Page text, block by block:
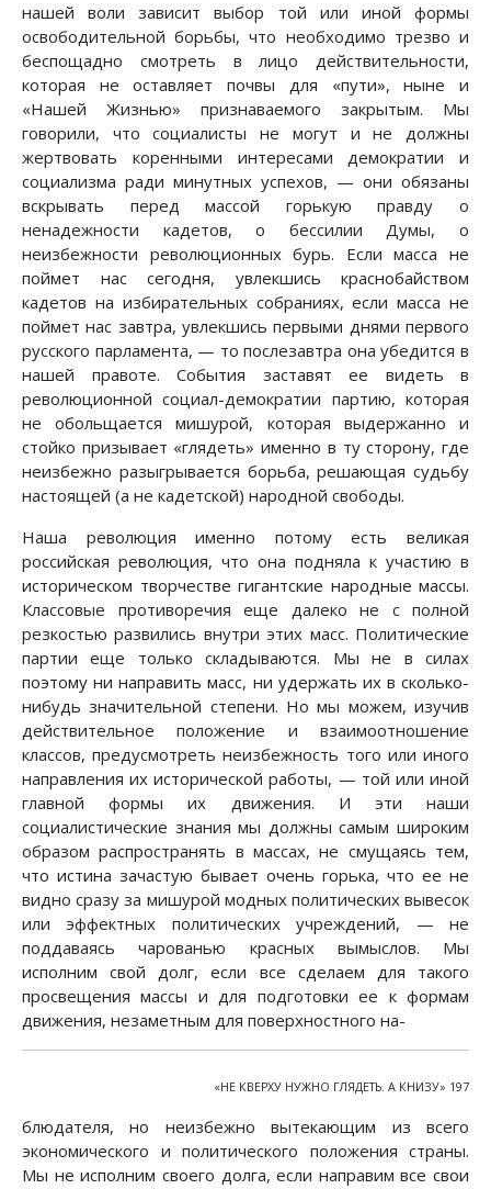
нашей воли зависит выбор той или иной формы
освободительной борьбы, что необходимо трезво и
беспощадно смотреть в лицо действительности,
которая не оставляет почвы для «пути», ныне и
«Нашей Жизнью» признаваемого закрытым. Мы
говорили, что социалисты не могут и не должны
жертвовать коренными интересами демократии и
социализма ради минутных успехов, — они обязаны
вскрывать перед массой горькую правду о
ненадежности кадетов, о бессилии Думы, о
неизбежности революционных бурь. Если масса не
поймет нас сегодня, увлекшись краснобайством
кадетов на избирательных собраниях, если масса не
поймет нас завтра, увлекшись первыми днями первого
русского парламента, — то послезавтра она убедится в
нашей правоте. События заставят ее видеть в
революционной социал-демократии партию, которая
не обольщается мишурой, которая выдержанно и
стойко призывает «глядеть» именно в ту сторону, где
неизбежно разыгрывается борьба, решающая судьбу
настоящей (а не кадетской) народной свободы.
Наша революция именно потому есть великая
российская революция, что она подняла к участию в
историческом творчестве гигантские народные массы.
Классовые противоречия еще далеко не с полной
резкостью развились внутри этих масс. Политические
партии еще только складываются. Мы не в силах
поэтому ни направить масс, ни удержать их в сколько-
нибудь значительной степени. Но мы можем, изучив
действительное положение и взаимоотношение
классов, предусмотреть неизбежность того или иного
направления их исторической работы, — той или иной
главной формы их движения. И эти наши
социалистические знания мы должны самым широким
образом распространять в массах, не смущаясь тем,
что истина зачастую бывает очень горька, что ее не
видно сразу за мишурой модных политических вывесок
или эффектных политических учреждений, — не
поддаваясь чарованью красных вымыслов. Мы
исполним свой долг, если все сделаем для такого
просвещения массы и для подготовки ее к формам
движения, незаметным для поверхностного на-
«НЕ КВЕРХУ НУЖНО ГЛЯДЕТЬ. А КНИЗУ» 197
блюдателя, но неизбежно вытекающим из всего
экономического и политического положения страны.
Мы не исполним своего долга, если направим все свои